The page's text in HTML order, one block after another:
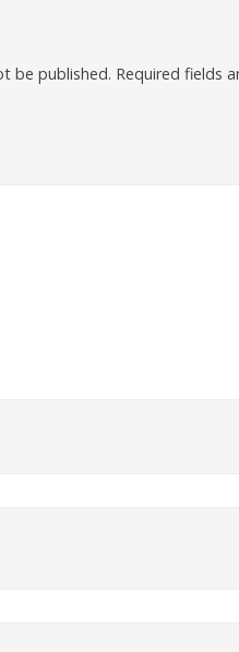
be published. Required fields